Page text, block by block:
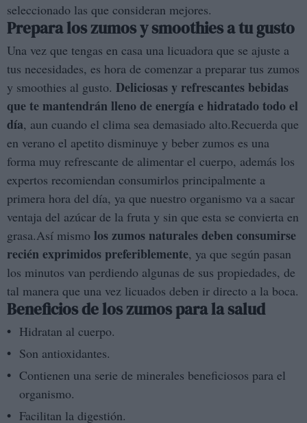
seleccionado las que consideran mejores.
Prepara los zumos y smoothies a tu gusto
Una vez que tengas en casa una licuadora que se ajuste a
tus necesidades, es hora de comenzar a preparar tus zumos
y smoothies al gusto. Deliciosas y refrescantes bebidas
que te mantendrán lleno de energía e hidratado todo el
día, aun cuando el clima sea demasiado alto.Recuerda que
en verano el apetito disminuye y beber zumos es una
forma muy refrescante de alimentar el cuerpo, además los
expertos recomiendan consumirlos principalmente a
primera hora del día, ya que nuestro organismo va a sacar
ventaja del azúcar de la fruta y sin que esta se convierta en
grasa.Así mismo los zumos naturales deben consumirse
recién exprimidos preferiblemente, ya que según pasan
los minutos van perdiendo algunas de sus propiedades, de
tal manera que una vez licuados deben ir directo a la boca.
Beneficios de los zumos para la salud
Hidratan al cuerpo.
Son antioxidantes.
Contienen una serie de minerales beneficiosos para el
organismo.
Facilitan la digestión.